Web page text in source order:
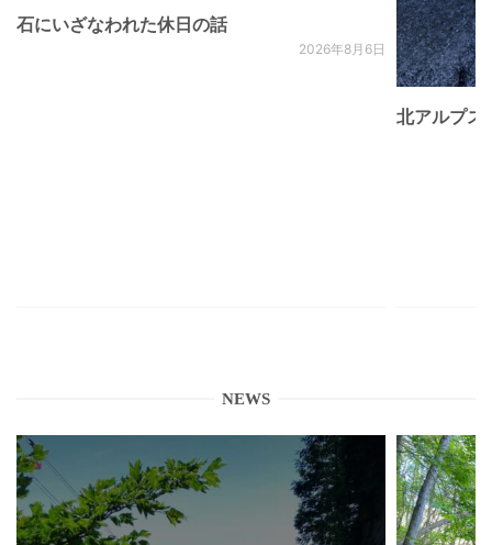
石にいざなわれた休日の話
2026年8月6日
北アルプ
NEWS